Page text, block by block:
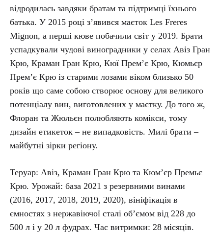
відродилась завдяки братам та підтримці їхнього
батька. У 2015 році з’явився маєток Les Freres
Mignon, а перші кюве побачили світ у 2019. Брати
успадкували чудові виноградники у селах Авіз Гран
Крю, Краман Гран Крю, Кюї Прем’є Крю, Кюмьєр
Прем’є Крю із старими лозами віком близько 50
років що саме собою створює основу для великого
потенціалу вин, виготовлених у маєтку. До того ж,
Флоран та Жюльєн полюбляють комікси, тому
дизайн етикеток – не випадковість. Милі брати –
майбутні зірки регіону.
Теруар: Авіз, Краман Гран Крю та Кюм’єр Премьє
Крю. Урожай: база 2021 з резервними винами
(2016, 2017, 2018, 2019, 2020), вініфікація в
ємностях з нержавіючої сталі об’ємом від 228 до
500 л і у 20 л фудрах. Час витримки: 28 місяців.